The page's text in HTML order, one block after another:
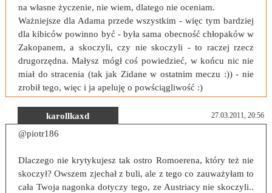
na własne życzenie, nie wiem, dlatego nie oceniam.
Ważniejsze dla Adama przede wszystkim - więc tym bardziej
dla kibiców powinno być - była sama obecność chłopaków w
Zakopanem, a skoczyli, czy nie skoczyli - to raczej rzecz
drugorzędna. Małysz mógł coś powiedzieć, w końcu nic nie
miał do stracenia (tak jak Zidane w ostatnim meczu :)) - nie
zrobił tego, więc i ja apeluję o powściągliwość :)
karollkaxd 27.03.2011, 20:56
@piotr186
Dlaczego nie krytykujesz tak ostro Romoerena, który też nie
skoczył? Owszem zjechał z buli, ale z tego co zauważyłam to
cała Twoja nagonka dotyczy tego, ze Austriacy nie skoczyli..